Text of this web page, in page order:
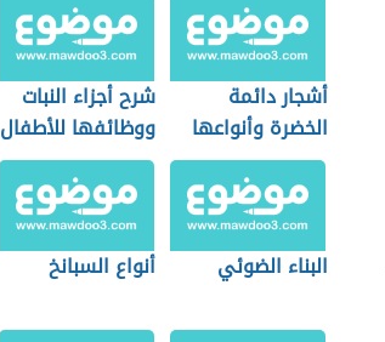
أشجار دائمة
الخضرة وأنواعها
شرح أجزاء النبات
ووظائفها للأطفال
البناء الضوئي أنواع السبانخ